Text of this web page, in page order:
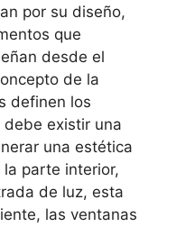
por su diseño,
que
desde el
de la
definen los
existir una
una estética
parte interior,
de luz, esta
las ventanas